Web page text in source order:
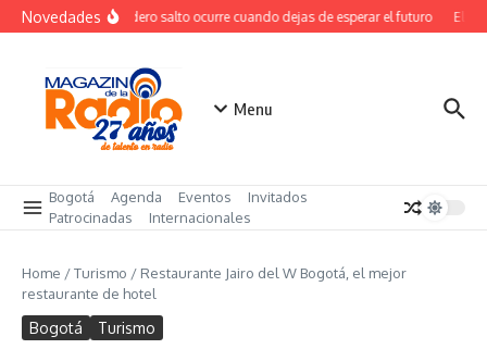
Saltar al contenido
NovedadesEl verdadero salto ocurre cuando dejas de esperar el futuro El
Menu
Bogotá Agenda Eventos
Invitados
Patrocinadas
Internacionales
Home /Turismo / Restaurante Jairo del W Bogotá, el mejor
restaurante de hotel
Bogotá Turismo